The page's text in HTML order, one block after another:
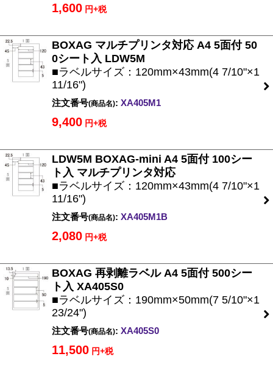
1,600 円+税
BOXAG マルチプリンタ対応 A4 5面付 50
0シート入 LDW5M
■ラベルサイズ：120mm×43mm(4 7/10"×1
11/16")
注文番号(商品名): XA405M1
9,400 円+税
LDW5M BOXAG-mini A4 5面付 100シー
ト入 マルチプリンタ対応
■ラベルサイズ：120mm×43mm(4 7/10"×1
11/16")
注文番号(商品名): XA405M1B
2,080 円+税
BOXAG 再剥離ラベル A4 5面付 500シー
ト入 XA405S0
■ラベルサイズ：190mm×50mm(7 5/10"×1
23/24")
注文番号(商品名): XA405S0
11,500 円+税